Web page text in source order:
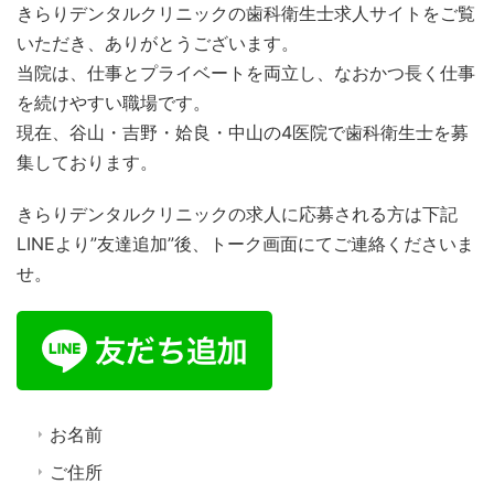
きらりデンタルクリニックの歯科衛生士求人サイトをご覧
いただき、ありがとうございます。
当院は、仕事とプライベートを両立し、なおかつ長く仕事
を続けやすい職場です。
現在、谷山・吉野・姶良・中山の4医院で歯科衛生士を募
集しております。
きらりデンタルクリニックの求人に応募される方は下記
LINEより”友達追加”後、トーク画面にてご連絡くださいま
せ。
お名前
ご住所